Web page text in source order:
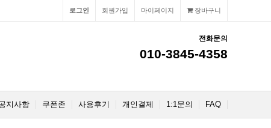
장바구니
마이페이지
회원가입
로그인
전화문의
010-3845-4358
FAQ
1:1문의
개인결제
사용후기
쿠폰존
지사항